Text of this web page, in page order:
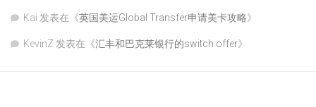
Kai 发表在《英国美运Global Transfer申请美卡攻略》
KevinZ 发表在《汇丰和巴克莱银行的switch offer》